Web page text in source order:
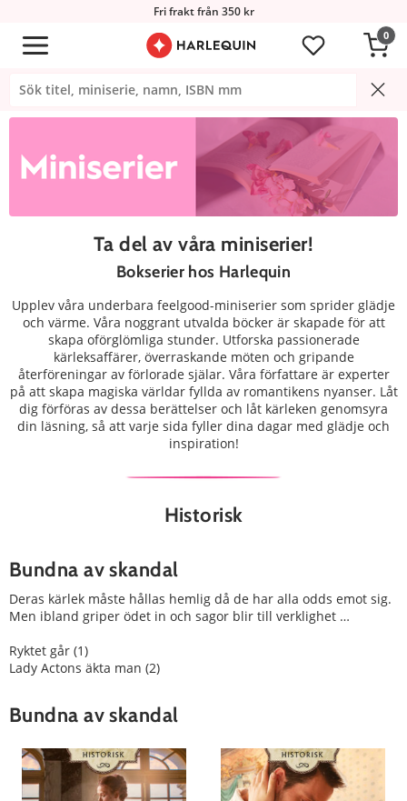
Fri frakt från 350 kr
0
Ta del av våra miniserier!
Bokserier hos Harlequin
Upplev våra underbara feelgood-miniserier som sprider glädje
och värme. Våra noggrant utvalda böcker är skapade för att
skapa oförglömliga stunder. Utforska passionerade
kärleksaffärer, överraskande möten och gripande
återföreningar av förlorade själar. Våra författare är experter
på att skapa magiska världar fyllda av romantikens nyanser. Låt
dig förföras av dessa berättelser och låt kärleken genomsyra
din läsning, så att varje sida fyller dina dagar med glädje och
inspiration!
Historisk
Bundna av skandal
Deras kärlek måste hållas hemlig då de har alla odds emot sig.
Men ibland griper ödet in och sagor blir till verklighet …
Ryktet går (1)
Lady Actons äkta man (2)
Bundna av skandal